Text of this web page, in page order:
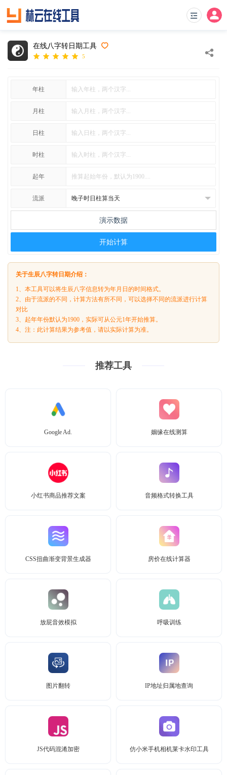
在线八字转日期工具
5
年柱
月柱
日柱
时柱
起年
流派
演示数据
开始计算
关于生辰八字转日期介绍：
1、本工具可以将生辰八字信息转为年月日的时间格式。
2、由于流派的不同，计算方法有所不同，可以选择不同的流派进行计算
对比
3、起年年份默认为1900，实际可从公元1年开始推算。
4、注：此计算结果为参考值，请以实际计算为准。
推荐工具
Google Ad. 姻缘在线测算
小红书商品推荐文案 音频格式转换工具
CSS扭曲渐变背景生成器 房价在线计算器
放屁音效模拟 呼吸训练
图片翻转 IP地址归属地查询
JS代码混淆加密 仿小米手机相机莱卡水印工具